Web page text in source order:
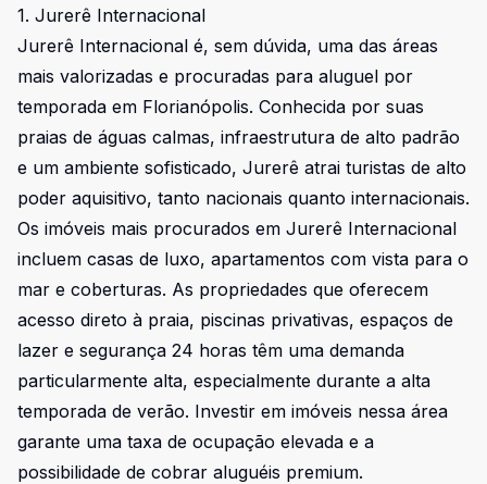
1. Jurerê Internacional
Jurerê Internacional é, sem dúvida, uma das áreas
mais valorizadas e procuradas para aluguel por
temporada em Florianópolis. Conhecida por suas
praias de águas calmas, infraestrutura de alto padrão
e um ambiente sofisticado, Jurerê atrai turistas de alto
poder aquisitivo, tanto nacionais quanto internacionais.
Os imóveis mais procurados em Jurerê Internacional
incluem casas de luxo, apartamentos com vista para o
mar e coberturas. As propriedades que oferecem
acesso direto à praia, piscinas privativas, espaços de
lazer e segurança 24 horas têm uma demanda
particularmente alta, especialmente durante a alta
temporada de verão. Investir em imóveis nessa área
garante uma taxa de ocupação elevada e a
possibilidade de cobrar aluguéis premium.